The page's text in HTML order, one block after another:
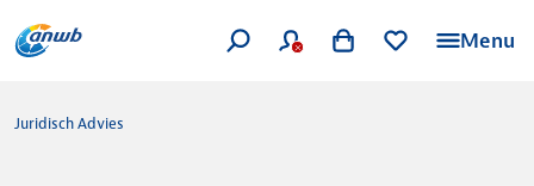
Menu
Juridisch Advies